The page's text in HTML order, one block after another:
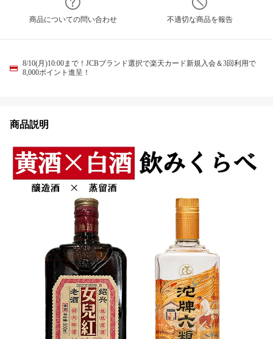
商品についての問い合わせ 不適切な商品を報告
8/10(月)10:00まで！JCBブランド選択で楽天カード新規入会＆3回利用で
8,000ポイント進呈！
商品説明